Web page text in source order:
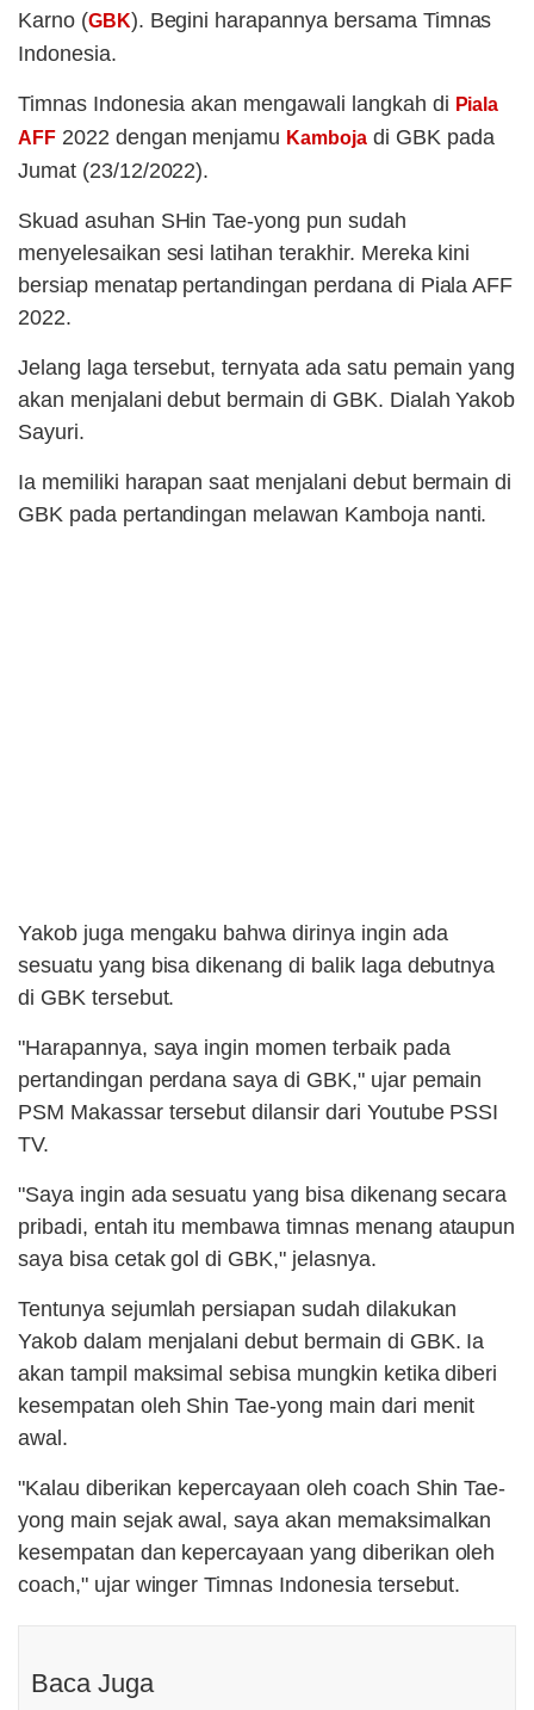
Karno (GBK). Begini harapannya bersama Timnas
Indonesia.
Timnas Indonesia akan mengawali langkah di Piala
AFF2022 dengan menjamu Kambojadi GBK pada
Jumat (23/12/2022).
Skuad asuhan SHin Tae-yong pun sudah
menyelesaikan sesi latihan terakhir. Mereka kini
bersiap menatap pertandingan perdana di Piala AFF
2022.
Jelang laga tersebut, ternyata ada satu pemain yang
akan menjalani debut bermain di GBK. Dialah Yakob
Sayuri.
Ia memiliki harapan saat menjalani debut bermain di
GBK pada pertandingan melawan Kamboja nanti.
Yakob juga mengaku bahwa dirinya ingin ada
sesuatu yang bisa dikenang di balik laga debutnya
di GBK tersebut.
"Harapannya, saya ingin momen terbaik pada
pertandingan perdana saya di GBK," ujar pemain
PSM Makassar tersebut dilansir dari Youtube PSSI
TV.
"Saya ingin ada sesuatu yang bisa dikenang secara
pribadi, entah itu membawa timnas menang ataupun
saya bisa cetak gol di GBK," jelasnya.
Tentunya sejumlah persiapan sudah dilakukan
Yakob dalam menjalani debut bermain di GBK. Ia
akan tampil maksimal sebisa mungkin ketika diberi
kesempatan oleh Shin Tae-yong main dari menit
awal.
"Kalau diberikan kepercayaan oleh coach Shin Tae-
yong main sejak awal, saya akan memaksimalkan
kesempatan dan kepercayaan yang diberikan oleh
coach," ujar winger Timnas Indonesia tersebut.
Baca Juga